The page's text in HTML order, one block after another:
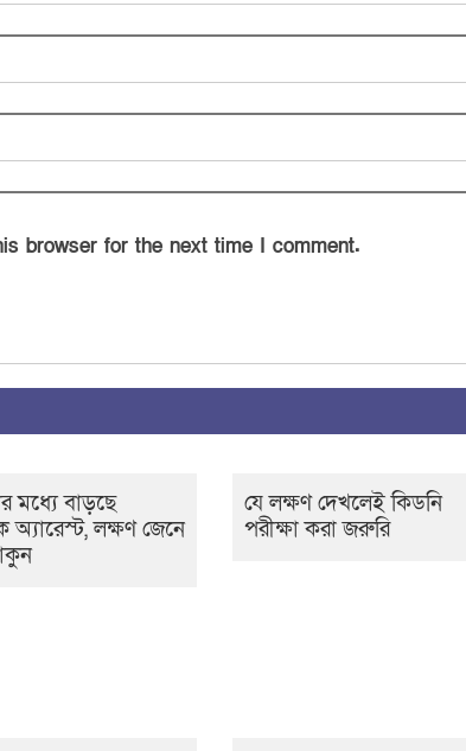
browser for the next time I comment.
মধ্যে বাড়ছে
অ্যারেস্ট, লক্ষণ জেনে
যে লক্ষণ দেখলেই কিডনি
পরীক্ষা করা জরুরি